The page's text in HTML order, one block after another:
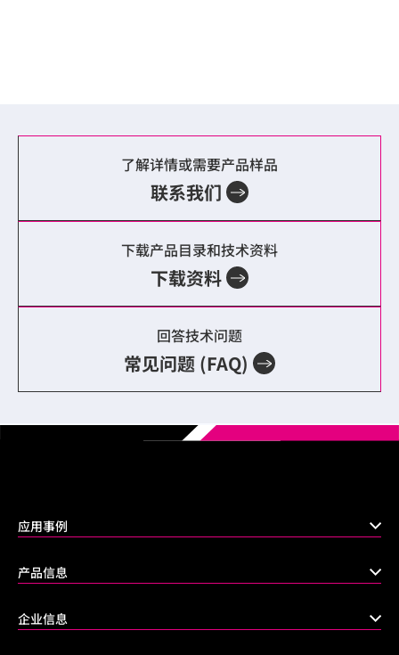
了解详情或需要产品样品
联系我们
下载产品目录和技术资料
下载资料
回答技术问题
常见问题 (FAQ)
应用事例
产品信息
企业信息